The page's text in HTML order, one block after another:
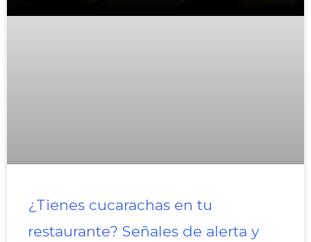
¿Tienes cucarachas en tu
restaurante? Señales de alerta y